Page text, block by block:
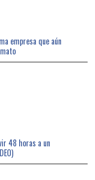
empresa que aún
48 horas a un
en la sierra (VÍDEO)